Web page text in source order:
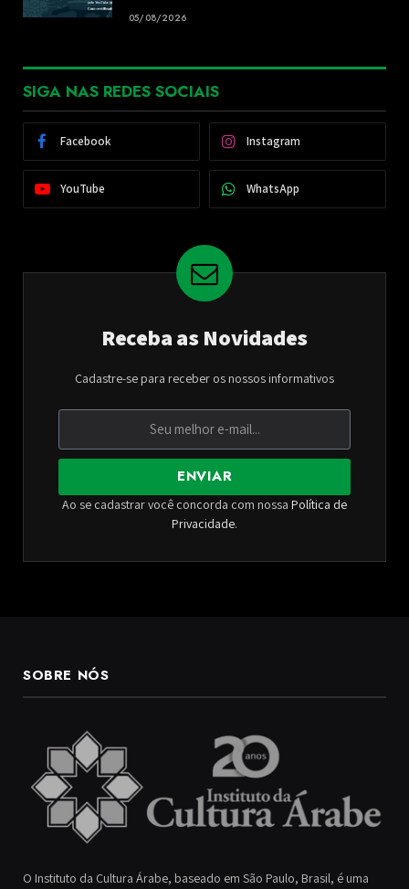
05/08/2026
SIGA NAS REDES SOCIAIS
Facebook Instagram
YouTube WhatsApp
Receba as Novidades
Cadastre-se para receber os nossos informativos
ENVIAR
Ao se cadastrar você concorda com nossa Política de
Privacidade.
SOBRE NÓS
O Instituto da Cultura Árabe, baseado em São Paulo, Brasil, é uma